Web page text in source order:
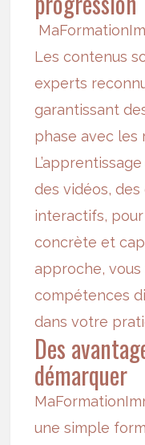
Les contenus
experts
garantissant
phase avec les
des vidéos,
interactifs,
concrète et
approche,
compétences
dans votre
Des
démarquer
une simple